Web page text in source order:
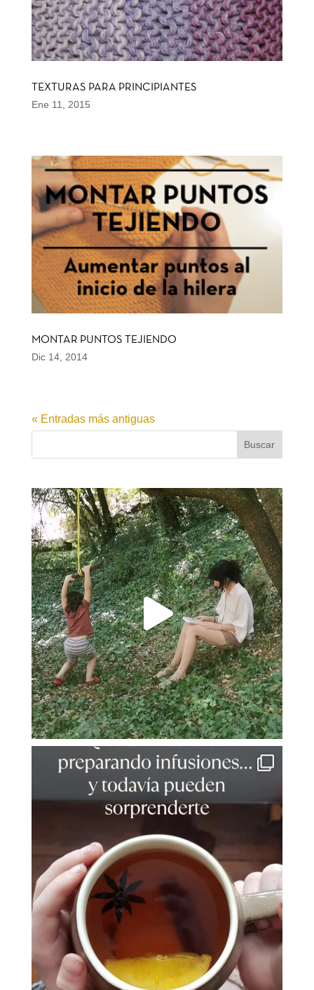
TEXTURAS PARA PRINCIPIANTES
Ene 11, 2015
MONTAR PUNTOS TEJIENDO
Dic 14, 2014
« Entradas más antiguas
Buscar